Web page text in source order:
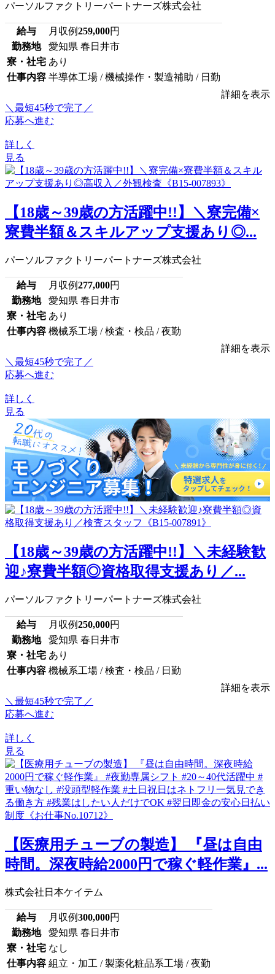
パーソルファクトリーパートナーズ株式会社
給与 月収例259,000円
勤務地
愛知県 春日井市
寮・社宅 あり
仕事内容 半導体工場 / 機械操作・製造補助 / 日勤
詳細を表示
＼最短45秒で完了／
応募へ進む
詳しく
見る
【18歳～39歳の方活躍中!!】＼寮完備×
寮費半額＆スキルアップ支援あり◎...
パーソルファクトリーパートナーズ株式会社
給与 月収例277,000円
勤務地
愛知県 春日井市
寮・社宅 あり
仕事内容 機械系工場 / 検査・検品 / 夜勤
詳細を表示
＼最短45秒で完了／
応募へ進む
詳しく
見る
【18歳～39歳の方活躍中!!】＼未経験歓
迎♪寮費半額◎資格取得支援あり／...
パーソルファクトリーパートナーズ株式会社
給与 月収例250,000円
勤務地
愛知県 春日井市
寮・社宅 あり
仕事内容 機械系工場 / 検査・検品 / 日勤
詳細を表示
＼最短45秒で完了／
応募へ進む
詳しく
見る
【医療用チューブの製造】 『昼は自由
時間。深夜時給2000円で稼ぐ軽作業』...
株式会社日本ケイテム
給与 月収例300,000円
勤務地
愛知県 春日井市
寮・社宅 なし
仕事内容 組立・加工 / 製薬化粧品系工場 / 夜勤